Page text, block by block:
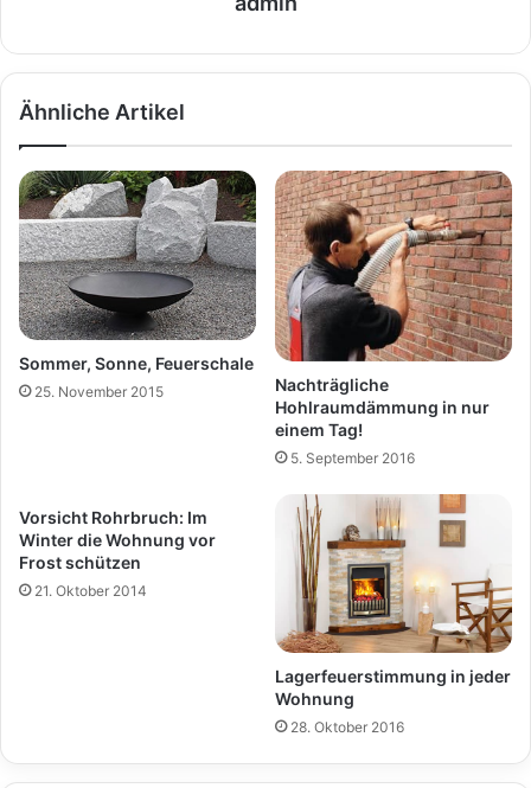
Ähnliche Artikel
Sommer, Sonne, Feuerschale
25. November 2015
Nachträgliche
Hohlraumdämmung in nur
einem Tag!
5. September 2016
Vorsicht Rohrbruch: Im
Winter die Wohnung vor
Frost schützen
21. Oktober 2014
Lagerfeuerstimmung in jeder
Wohnung
28. Oktober 2016